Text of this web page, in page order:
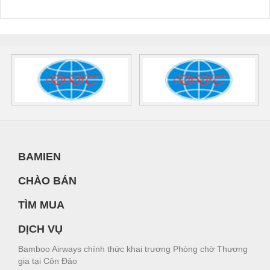
BAMIEN
CHÀO BÁN
TÌM MUA
DỊCH VỤ
Bamboo Airways chính thức khai trương Phòng chờ Thương
gia tại Côn Đảo